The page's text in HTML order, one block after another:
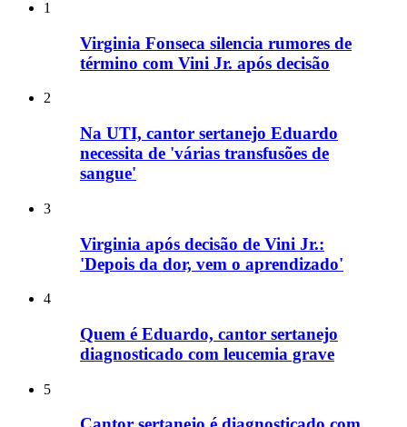
1
Virginia Fonseca silencia rumores de
término com Vini Jr. após decisão
2
Na UTI, cantor sertanejo Eduardo
necessita de 'várias transfusões de
sangue'
3
Virginia após decisão de Vini Jr.:
'Depois da dor, vem o aprendizado'
4
Quem é Eduardo, cantor sertanejo
diagnosticado com leucemia grave
5